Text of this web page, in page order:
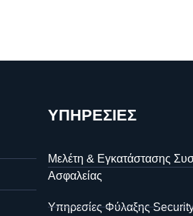
ΥΠΗΡΕΣΙΕΣ
Μελέτη & Εγκατάστασης
Ασφαλείας
Υπηρεσίες Φύλαξης